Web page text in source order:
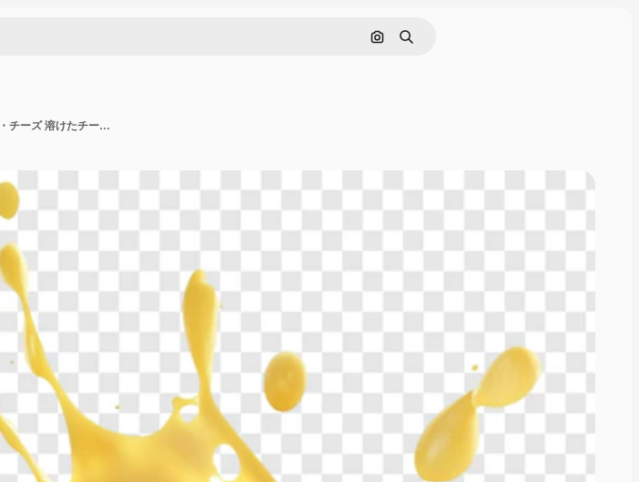
画像で検索
検索
ダイナミック・スプラッシュ・オブ・クリーミー・イエロー・チーズ 溶けたチーズの3Dレンダリング